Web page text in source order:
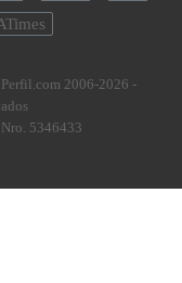
2006-2026 -
5346433